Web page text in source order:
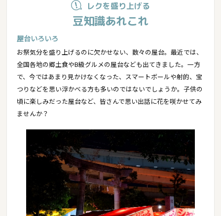
レクを盛り上げる
豆知識あれこれ
屋台いろいろ
お祭気分を盛り上げるのに欠かせない、数々の屋台。最近では、
全国各地の郷土食やB級グルメの屋台なども出てきました。一方
で、今ではあまり見かけなくなった、スマートボールや射的、宝
つりなどを思い浮かべる方も多いのではないでしょうか。子供の
頃に楽しみだった屋台など、皆さんで思い出話に花を咲かせてみ
ませんか？